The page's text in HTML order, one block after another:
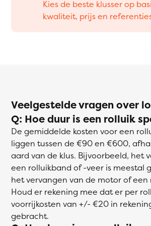
Kies de beste klusser op
kwaliteit, prijs en
Veelgestelde vragen over
Q: Hoe duur is een rolluik
De gemiddelde kosten voor een
liggen tussen de €90 en €600,
aard van de klus. Bijvoorbeeld, het
een rolluikband of -veer is meestal
het vervangen van de motor of een
Houd er rekening mee dat er per
voorrijkosten van +/- €20 in
gebracht.